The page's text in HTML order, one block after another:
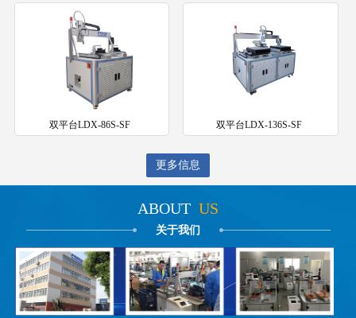
双平台LDX-86S-SF 双平台LDX-136S-SF
更多信息
ABOUT US
关于我们